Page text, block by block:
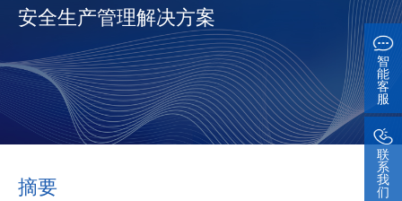
安全生产管理解决方案
摘要
智
能
客
服
联
系
我
们